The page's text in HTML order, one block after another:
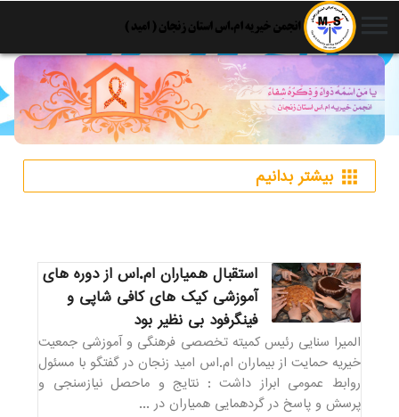
menu
apps بیشتر بدانیم
استقبال همیاران ام.اس از دوره های
آموزشی کیک های کافی شاپی و
فینگرفود بی نظیر بود
المیرا سنایی رئیس کمیته تخصصی فرهنگی و آموزشی جمعیت
خیریه حمایت از بیماران ام.اس امید زنجان در گفتگو با مسئول
روابط عمومی ابراز داشت : نتایج و ماحصل نیازسنجی و
پرسش و پاسخ در گردهمایی همیاران در ...